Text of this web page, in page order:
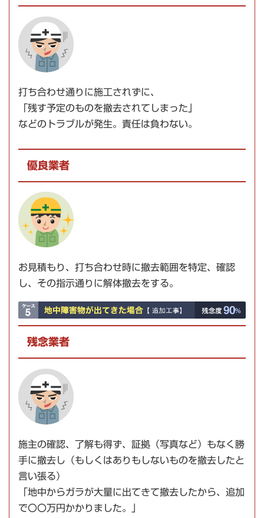
打ち合わせ通りに施工されずに、
「残す予定のものを撤去されてしまった」
などのトラブルが発生。責任は負わない。
優良業者
お見積もり、打ち合わせ時に撤去範囲を特定、確認
し、その指示通りに解体撤去をする。
残念業者
施主の確認、了解も得ず、証拠（写真など）もなく 勝
手に撤去し（もしくはありもしないものを撤去したと
言い張る）
「地中からガラが大量に出てきて撤去したから、追加
で〇〇万円かかりました。」